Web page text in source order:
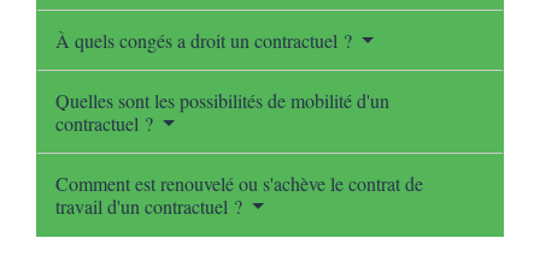
À quels congés a droit un contractuel ?
Quelles sont les possibilités de mobilité d'un
contractuel ?
Comment est renouvelé ou s'achève le contrat de
travail d'un contractuel ?